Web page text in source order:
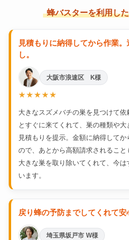
蜂バスターを利用し
見積もりに納得してから作業
し。
大阪市浪速区 K様
★★★★★
大きなスズメバチの巣を見つけて依
とすぐに来てくれて、巣の種類や
見積もりを提示。金額に納得して
ので、あとから高額請求されること
大きな巣を取り除いてくれて、今は
います。
戻り蜂の予防までしてくれて安
埼玉県坂戸市 W様